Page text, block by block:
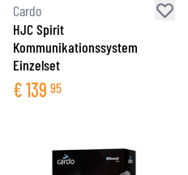
Cardo
HJC Spirit
Kommunikationssystem
Einzelset
€139 95